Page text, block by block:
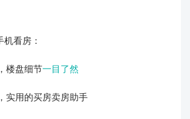
看房：
楼盘细节一目了然
实用的买房卖房助手